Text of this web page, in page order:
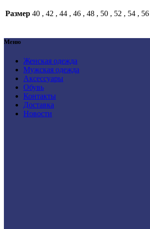
Размер 40 , 42 , 44 , 46 , 48 , 50 , 52 , 54 , 56
Меню
Женская одежда
Мужская одежда
Аксессуары
Обувь
Контакты
Доставка
Новости